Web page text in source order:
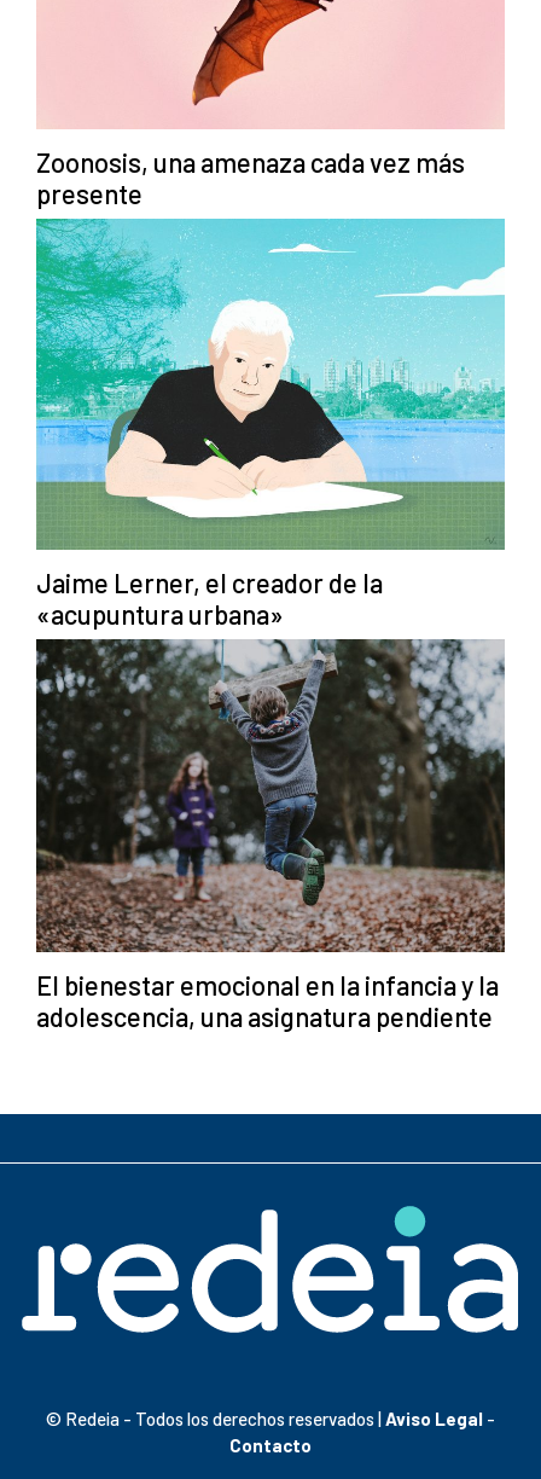
Zoonosis, una amenaza cada vez más
presente
Jaime Lerner, el creador de la
«acupuntura urbana»
El bienestar emocional en la infancia y la
adolescencia, una asignatura pendiente
© Redeia - Todos los derechos reservados | Aviso Legal -
Contacto